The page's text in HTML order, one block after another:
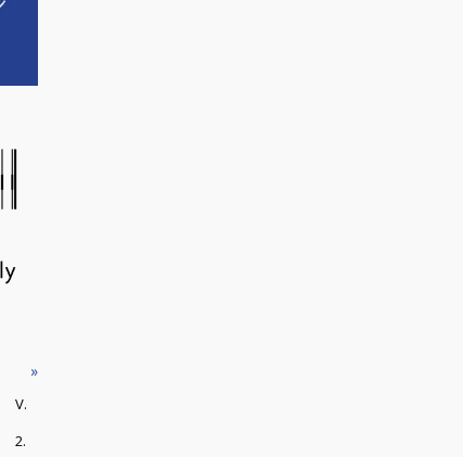
»
V.
2.